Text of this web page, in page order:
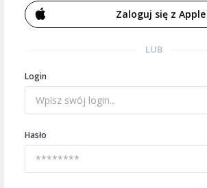
Zaloguj się z Apple
LUB
Login
Hasło